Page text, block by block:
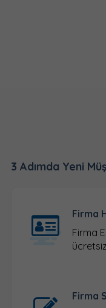
3 Adımda Yeni
Firma
Firma
Firma